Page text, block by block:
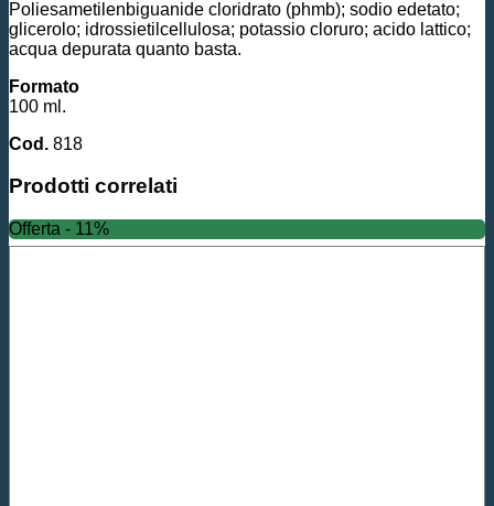
Poliesametilenbiguanide cloridrato (phmb); sodio edetato;
glicerolo; idrossietilcellulosa; potassio cloruro; acido lattico;
acqua depurata quanto basta.
Formato
100 ml.
Cod. 818
Prodotti correlati
Offerta - 11%